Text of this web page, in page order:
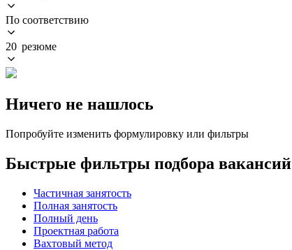
По соответствию
20 резюме
Ничего не нашлось
Попробуйте изменить формулировку или фильтры
Быстрые фильтры подбора вакансий
Частичная занятость
Полная занятость
Полный день
Проектная работа
Вахтовый метод